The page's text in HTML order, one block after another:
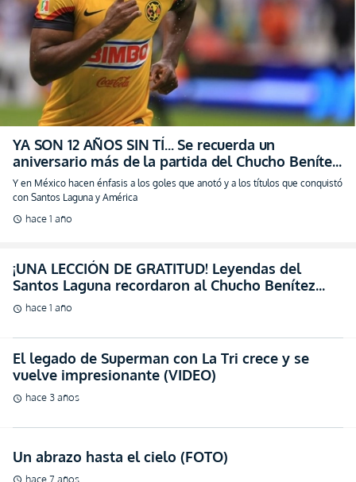
YA SON 12 AÑOS SIN TÍ... Se recuerda un
aniversario más de la partida del Chucho Benítez
(FOTO)
Y en México hacen énfasis a los goles que anotó y a los títulos que conquistó
con Santos Laguna y América
schedule hace 1 año
¡UNA LECCIÓN DE GRATITUD! Leyendas del
Santos Laguna recordaron al Chucho Benítez
(VIDEO)
schedule hace 1 año
El legado de Superman con La Tri crece y se
vuelve impresionante (VIDEO)
schedule hace 3 años
Un abrazo hasta el cielo (FOTO)
schedule hace 7 años